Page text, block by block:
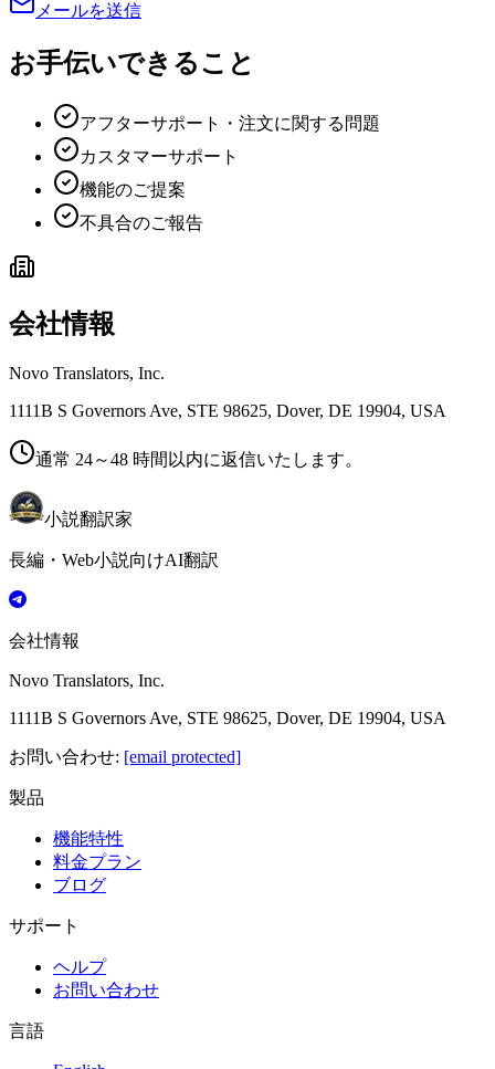
メールを送信
お手伝いできること
アフターサポート・注文に関する問題
カスタマーサポート
機能のご提案
不具合のご報告
会社情報
Novo Translators, Inc.
1111B S Governors Ave, STE 98625, Dover, DE 19904, USA
通常 24～48 時間以内に返信いたします。
小説翻訳家
長編・Web小説向けAI翻訳
会社情報
Novo Translators, Inc.
1111B S Governors Ave, STE 98625, Dover, DE 19904, USA
お問い合わせ: [email protected]
製品
機能特性
料金プラン
ブログ
サポート
ヘルプ
お問い合わせ
言語